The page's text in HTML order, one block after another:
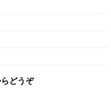
どうぞ